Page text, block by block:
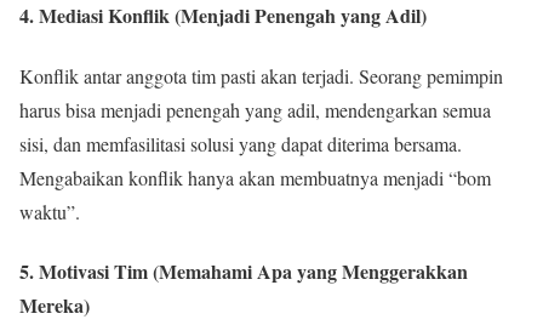
4. Mediasi Konflik (Menjadi Penengah yang Adil)
Konflik antar anggota tim pasti akan terjadi. Seorang pemimpin
harus bisa menjadi penengah yang adil, mendengarkan semua
sisi, dan memfasilitasi solusi yang dapat diterima bersama.
Mengabaikan konflik hanya akan membuatnya menjadi “bom
waktu”.
5. Motivasi Tim (Memahami Apa yang Menggerakkan
Mereka)